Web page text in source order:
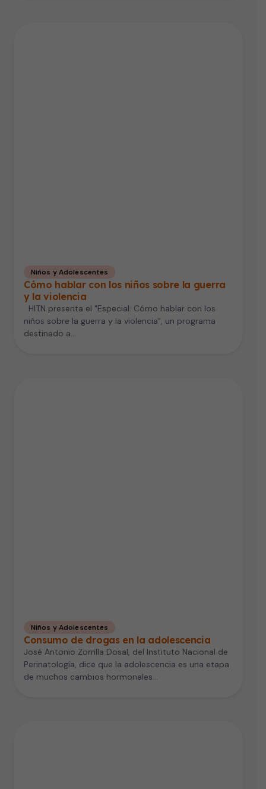
Niños y Adolescentes
Cómo hablar con los niños sobre la guerra
y la violencia
HITN presenta el "Especial: Cómo hablar con los
niños sobre la guerra y la violencia", un programa
destinado a…
Niños y Adolescentes
Consumo de drogas en la adolescencia
José Antonio Zorrilla Dosal, del Instituto Nacional de
Perinatología, dice que la adolescencia es una etapa
de muchos cambios hormonales…